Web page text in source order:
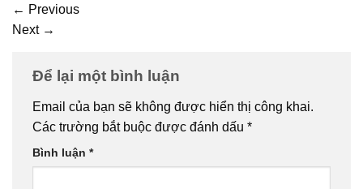
← Previous
Next →
Để lại một bình luận
Email của bạn sẽ không được hiển thị công khai.
Các trường bắt buộc được đánh dấu *
Bình luận *